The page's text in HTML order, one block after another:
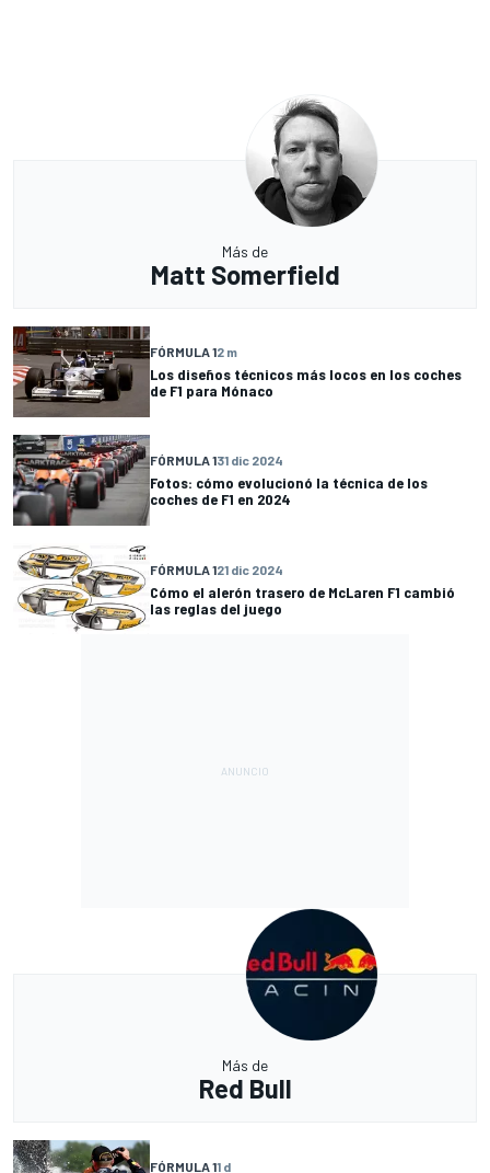
Más de
Matt Somerfield
FÓRMULA 12 m
Los diseños técnicos más locos en los coches
de F1 para Mónaco
FÓRMULA 131 dic 2024
Fotos: cómo evolucionó la técnica de los
coches de F1 en 2024
FÓRMULA 121 dic 2024
Cómo el alerón trasero de McLaren F1 cambió
las reglas del juego
Más de
Red Bull
FÓRMULA 11 d